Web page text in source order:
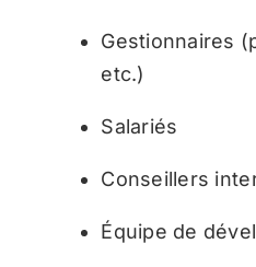
Gestionnaires
etc.)
Salariés
Conseillers
Équipe de